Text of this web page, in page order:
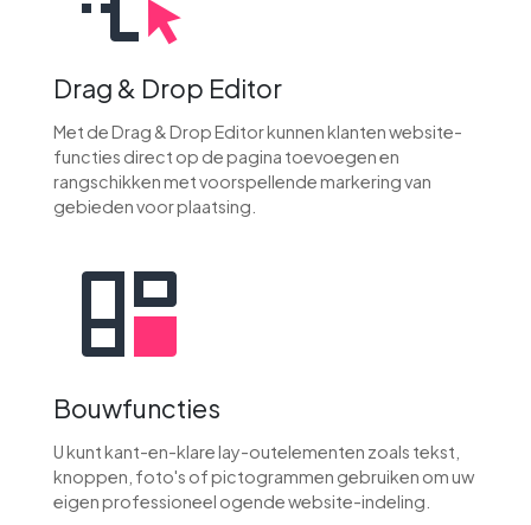
Drag & Drop Editor
Met de Drag & Drop Editor kunnen klanten website-
functies direct op de pagina toevoegen en
rangschikken met voorspellende markering van
gebieden voor plaatsing.
Bouwfuncties
U kunt kant-en-klare lay-outelementen zoals tekst,
knoppen, foto's of pictogrammen gebruiken om uw
eigen professioneel ogende website-indeling.